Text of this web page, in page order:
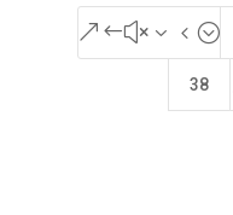
&#x34;
38